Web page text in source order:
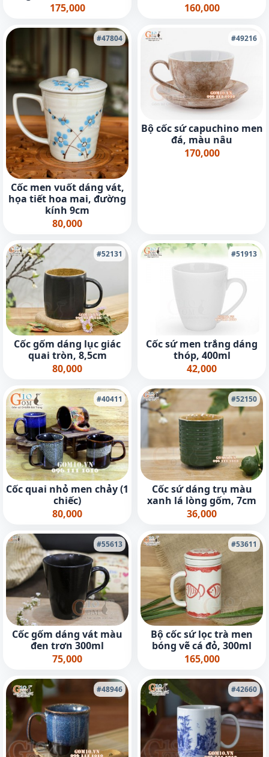
175,000
160,000
#47804
Cốc men vuốt dáng vát,
họa tiết hoa mai, đường
kính 9cm
80,000
#49216
Bộ cốc sứ capuchino men
đá, màu nâu
170,000
#52131
Cốc gốm dáng lục giác
quai tròn, 8,5cm
80,000
#51913
Cốc sứ men trắng dáng
thóp, 400ml
42,000
#40411
Cốc quai nhỏ men chảy (1
chiếc)
80,000
#52150
Cốc sứ dáng trụ màu
xanh lá lòng gốm, 7cm
36,000
#55613
Cốc gốm dáng vát màu
đen trơn 300ml
75,000
#53611
Bộ cốc sứ lọc trà men
bóng vẽ cá đỏ, 300ml
165,000
#48946 #42660